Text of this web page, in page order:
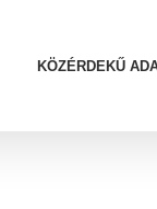
KÖZÉRDEKŰ